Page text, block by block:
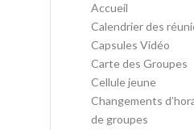
Accueil
Calendrier des
Capsules Vidéo
Carte des Groupes
Cellule jeune
Changements
de groupes